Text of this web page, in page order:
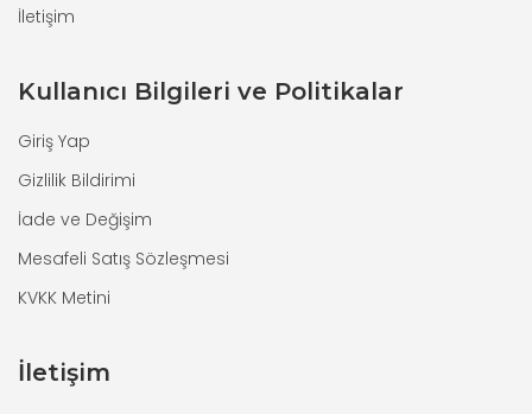
İletişim
Kullanıcı Bilgileri ve Politikalar
Giriş Yap
Gizlilik Bildirimi
İade ve Değişim
Mesafeli Satış Sözleşmesi
KVKK Metini
İletişim